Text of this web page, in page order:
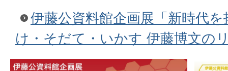
伊藤公資料館企画展「新時代
け・そだて・いかす 伊藤博文の